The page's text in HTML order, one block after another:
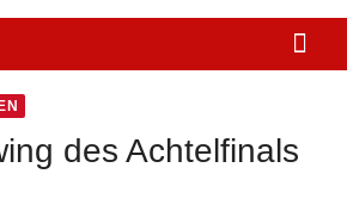
des Achtelfinals